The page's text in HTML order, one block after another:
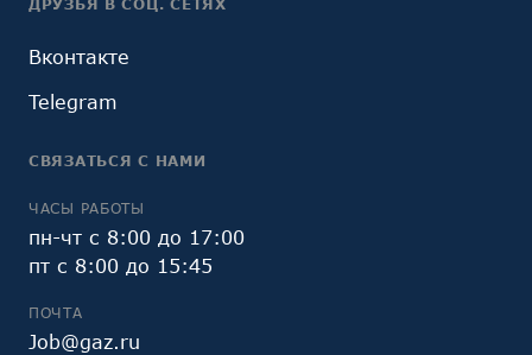
ДРУЗЬЯ В СОЦ. СЕТЯХ
Вконтакте
Telegram
СВЯЗАТЬСЯ С НАМИ
ЧАСЫ РАБОТЫ
пн-чт с 8:00 до 17:00
пт с 8:00 до 15:45
ПОЧТА
Job@gaz.ru